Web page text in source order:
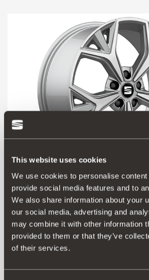
This website uses cookies
We use cookies to personalise
provide social media features and to
We also share information about your
our social media, advertising and
may combine it with other information
provided to them or that they’ve
of their services.
575071499E 1BC
Jante de liga leve 19” ANETO em cor
Aceder ao produto